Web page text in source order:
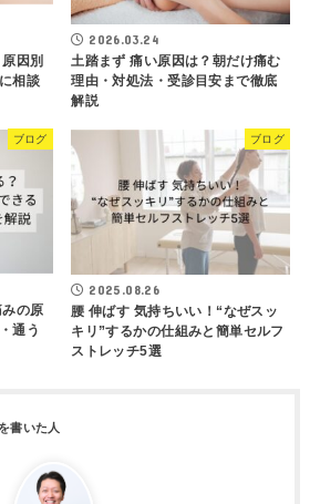
因別
相談
2026.03.24
土踏まず 痛い原因は？朝だけ痛む
理由・対処法・受診目安まで徹底
解説
ブログ
の原
通う
ブログ
2025.08.26
腰 伸ばす 気持ちいい！“なぜスッ
キリ”するかの仕組みと簡単セルフ
ストレッチ5選